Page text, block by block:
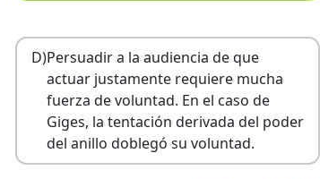
D)Persuadir a la audiencia de que
actuar justamente requiere mucha
fuerza de voluntad. En el caso de
Giges, la tentación derivada del poder
del anillo doblegó su voluntad.